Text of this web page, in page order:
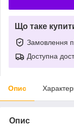
Що таке
Замовлення
Доступна
Опис
Опис